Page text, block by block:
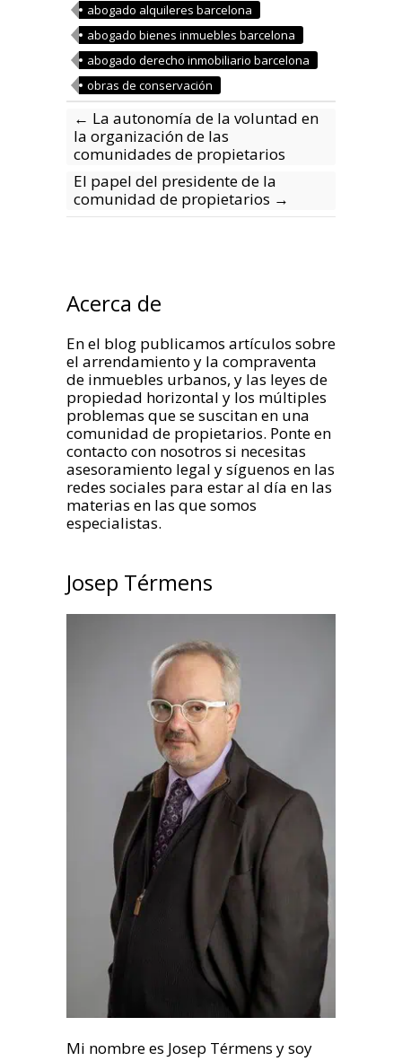
abogado alquileres barcelona
abogado bienes inmuebles barcelona
abogado derecho inmobiliario barcelona
obras de conservación
← La autonomía de la voluntad en
la organización de las
comunidades de propietarios
El papel del presidente de la
comunidad de propietarios →
Acerca de
En el blog publicamos artículos sobre
el arrendamiento y la compraventa
de inmuebles urbanos, y las leyes de
propiedad horizontal y los múltiples
problemas que se suscitan en una
comunidad de propietarios. Ponte en
contacto con nosotros si necesitas
asesoramiento legal y síguenos en las
redes sociales para estar al día en las
materias en las que somos
especialistas.
Josep Térmens
Mi nombre es Josep Térmens y soy